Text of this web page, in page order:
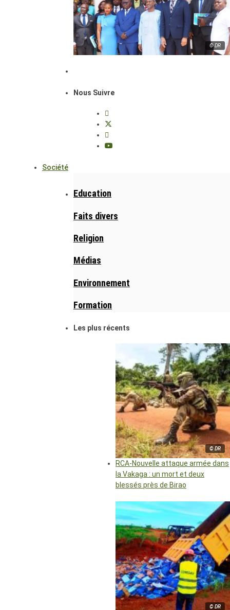
© DR
Nous Suivre
Société
Education
Faits divers
Religion
Médias
Environnement
Formation
Les plus récents
© DR
RCA-Nouvelle attaque armée dans
la Vakaga : un mort et deux
blessés près de Birao
© DR